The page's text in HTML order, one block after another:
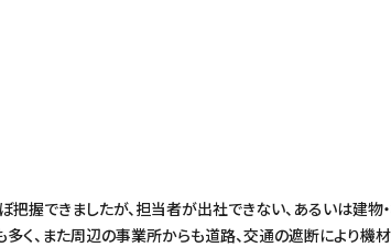
握できましたが、担当者が出社できない、あるいは建物
く、また周辺の事業所からも道路、交通の遮断により機